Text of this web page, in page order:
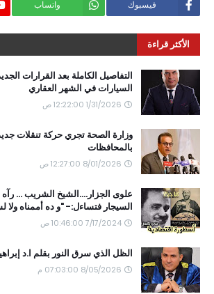
فيسبوك واتساب
الأكثر قراءة
التفاصيل الكاملة بعد القرارات
السيارات في الشهر العقاري
1/31/2026 12:22:00 ص
وزارة الصحة تجري حركة تنقلات
بالمحافظات
8/01/2026 12:27:00 ص
علوى الجزار....الشيخ الشريب ...
السيجار فتساءل:- "و ده أممناه ولا
7/17/2024 10:46:00 ص
الظل الذي سرق النور بقلم ا.د
8/05/2026 07:03:00 م